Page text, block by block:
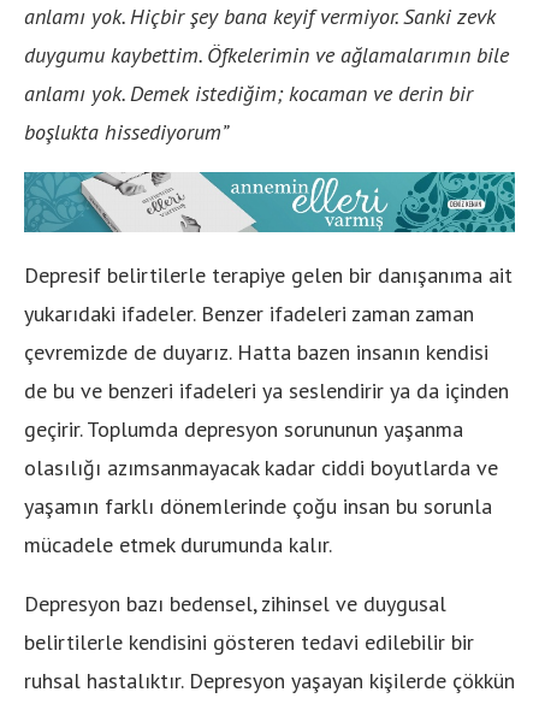
anlamı yok. Hiçbir şey bana keyif vermiyor. Sanki zevk
duygumu kaybettim. Öfkelerimin ve ağlamalarımın bile
anlamı yok. Demek istediğim; kocaman ve derin bir
boşlukta hissediyorum”
Depresif belirtilerle terapiye gelen bir danışanıma ait
yukarıdaki ifadeler. Benzer ifadeleri zaman zaman
çevremizde de duyarız. Hatta bazen insanın kendisi
de bu ve benzeri ifadeleri ya seslendirir ya da içinden
geçirir. Toplumda depresyon sorununun yaşanma
olasılığı azımsanmayacak kadar ciddi boyutlarda ve
yaşamın farklı dönemlerinde çoğu insan bu sorunla
mücadele etmek durumunda kalır.
Depresyon bazı bedensel, zihinsel ve duygusal
belirtilerle kendisini gösteren tedavi edilebilir bir
ruhsal hastalıktır. Depresyon yaşayan kişilerde çökkün